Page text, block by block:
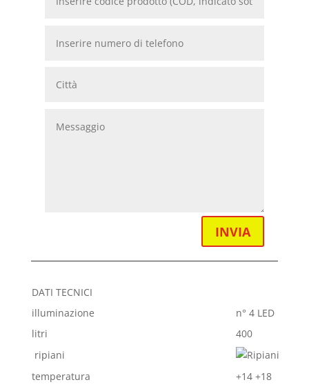
INVIA
DATI TECNICI
illuminazione
n° 4 LED
litri
400
ripiani
temperatura
+14 +18